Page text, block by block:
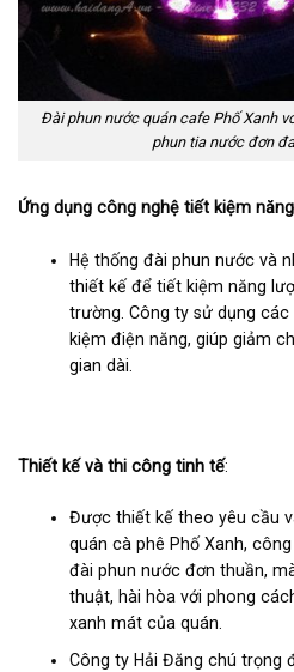
Đài phun nước quán cafe Phố Xanh
phun tia nước đơn
Ứng dụng công nghệ tiết kiệm
Hệ thống đài phun nước và
thiết kế để tiết kiệm năng
trường. Công ty sử dụng
kiệm điện năng, giúp giảm
gian dài.
Thiết kế và thi công tinh tế:
Được thiết kế theo yêu cầu
quán cà phê Phố Xanh,
đài phun nước đơn thuần,
thuật, hài hòa với phong
xanh mát của quán.
Công ty Hải Đăng chú trọng